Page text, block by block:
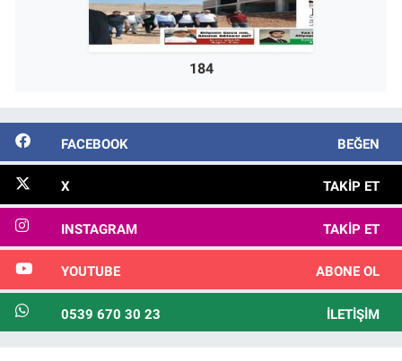
184
FACEBOOK BEĞEN
X TAKIP ET
INSTAGRAM TAKIP ET
YOUTUBE ABONE OL
0539 670 30 23 İLETIŞIM